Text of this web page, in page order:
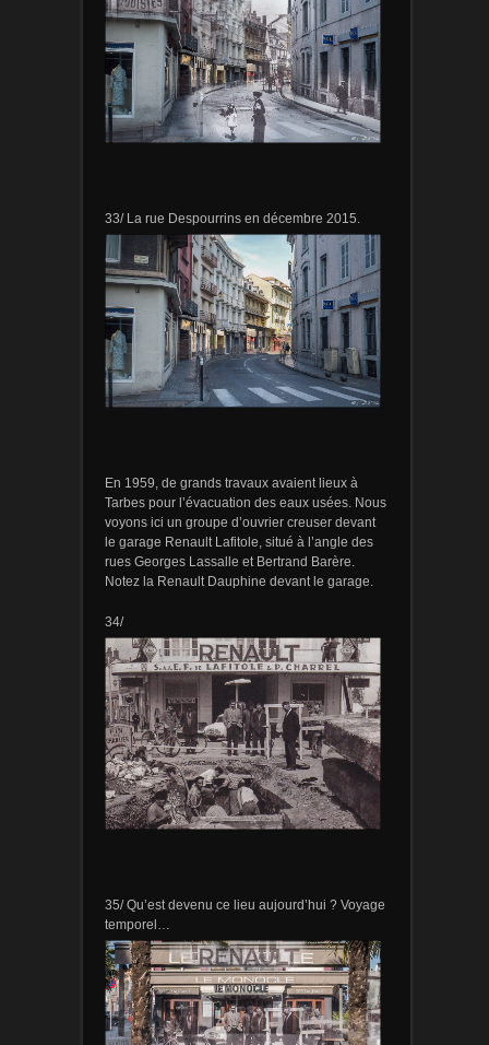
33/ La rue Despourrins en décembre 2015.
En 1959, de grands travaux avaient lieux à
Tarbes pour l’évacuation des eaux usées. Nous
voyons ici un groupe d’ouvrier creuser devant
le garage Renault Lafitole, situé à l’angle des
rues Georges Lassalle et Bertrand Barère.
Notez la Renault Dauphine devant le garage.
34/
35/ Qu’est devenu ce lieu aujourd’hui ? Voyage
temporel…